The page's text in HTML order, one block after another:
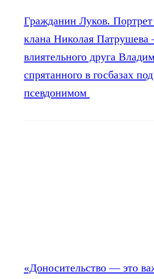
Гражданин Луков.
клана Николая
влиятельного друга
спрятанного в госбазах под
псевдонимом
«Доносительство — это